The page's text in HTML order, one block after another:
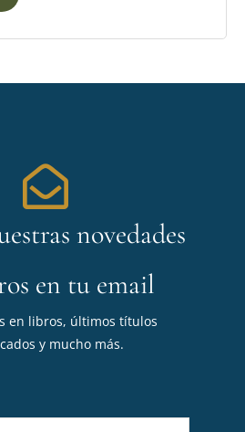
novedades
en tu email
en libros, últimos títulos
y mucho más.